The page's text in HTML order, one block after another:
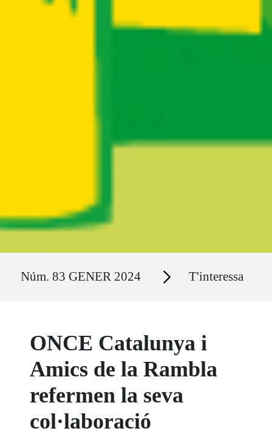
Núm. 83 GENER 2024 Secciones T'interessa
ONCE Catalunya i
Amics de la Rambla
refermen la seva
col·laboració